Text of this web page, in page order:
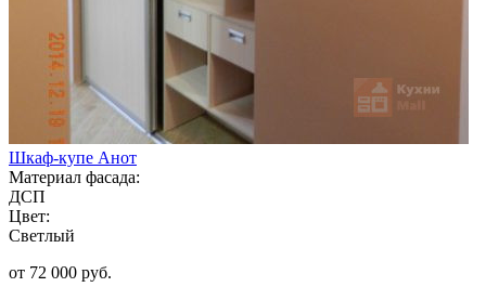
Шкаф-купе Анот
Материал фасада:
ДСП
Цвет:
Светлый
от 72 000 руб.